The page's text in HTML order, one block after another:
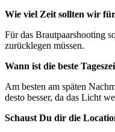
Wie viel Zeit sollten wir
Für das Brautpaarshooting
zurücklegen müssen.
Wann ist die beste
Am besten am späten
desto besser, da das Licht
Schaust Du dir die